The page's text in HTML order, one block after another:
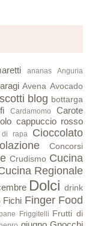
ananas Anguria
Avena Avocado
blog bottarga
Cardamomo Carote
cappuccio rosso
di rapa Cioccolato
Concorsi
Crudismo Cucina
Regionale
Dolci drink
Fichi Finger Food
Friggitelli Frutti di